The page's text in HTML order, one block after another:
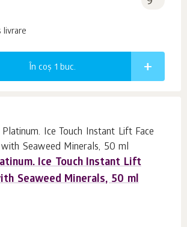
livrare
În coș 1 buc.
Ice Touch Instant Lift
Seaweed Minerals, 50 ml